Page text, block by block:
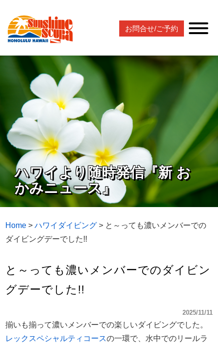
お問合せ/ご予約
ハワイより随時発信『新 お
かみニュース』
Home >ハワイダイビング > と～っても濃いメンバーでの
ダイビングデーでした!!
と～っても濃いメンバーでのダイビン
グデーでした!!
2025/11/11
揃いも揃って濃いメンバーでの楽しいダイビングでした。
レックスペシャルティコースの一環で、水中でのリールラ